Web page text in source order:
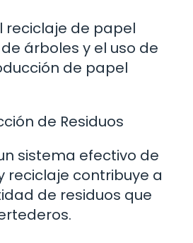
reciclaje de papel
árboles y el uso de
de papel
de Residuos
sistema efectivo de
reciclaje contribuye a
de residuos que